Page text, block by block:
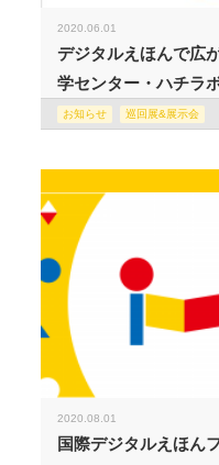
2020.06.01
デジタルえほんで広
学センター・ハチラ
お知らせ 巡回展&展示会
2020.08.01
国際デジタルえほん